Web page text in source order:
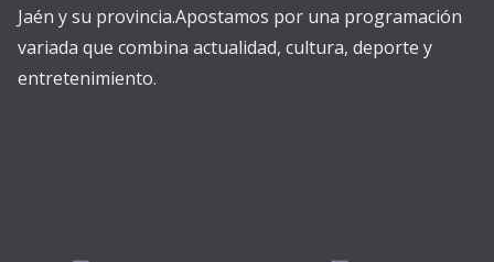
Jaén y su provincia.Apostamos por una programación
variada que combina actualidad, cultura, deporte y
entretenimiento.